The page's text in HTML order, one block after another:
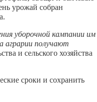
урожай собран
уборочной кампании им
аграрии получают
и сельского хозяйства
сроки и сохранить